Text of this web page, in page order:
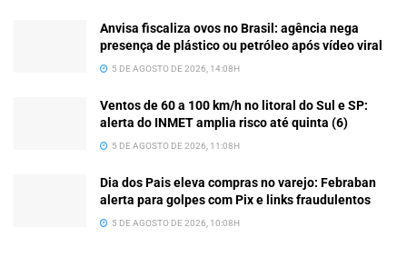
Anvisa fiscaliza ovos no Brasil: agência nega
presença de plástico ou petróleo após vídeo viral
5 DE AGOSTO DE 2026, 14:08H
Ventos de 60 a 100 km/h no litoral do Sul e SP:
alerta do INMET amplia risco até quinta (6)
5 DE AGOSTO DE 2026, 11:08H
Dia dos Pais eleva compras no varejo: Febraban
alerta para golpes com Pix e links fraudulentos
5 DE AGOSTO DE 2026, 10:08H